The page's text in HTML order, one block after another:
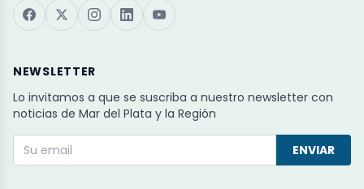
NEWSLETTER
Lo invitamos a que se suscriba a nuestro newsletter con
noticias de Mar del Plata y la Región
ENVIAR